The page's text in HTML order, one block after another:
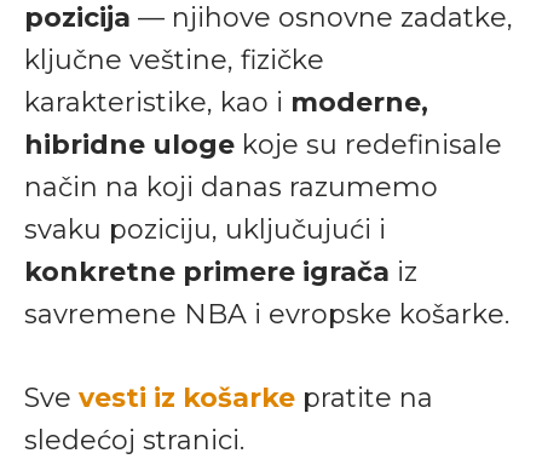
pozicija — njihove osnovne zadatke,
ključne veštine, fizičke
karakteristike, kao i moderne,
hibridne uloge koje su redefinisale
način na koji danas razumemo
svaku poziciju, uključujući i
konkretne primere igrača iz
savremene NBA i evropske košarke.
Sve vesti iz košarke pratite na
sledećoj stranici.